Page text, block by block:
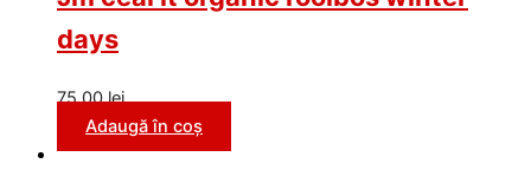
days
75,00lei
Adaugă în coș